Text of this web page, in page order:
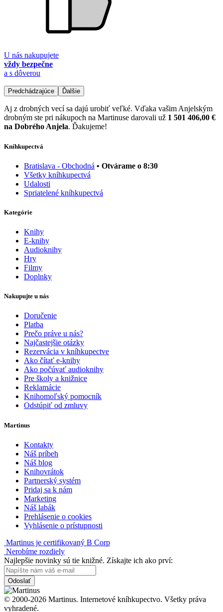
U nás nakupujete
vždy bezpečne
a s dôverou
Predchádzajúce Ďalšie
Aj z drobných vecí sa dajú urobiť veľké. Vďaka vašim Anjelským
drobným ste pri nákupoch na Martinuse darovali už 1 501 406,00 €
na Dobrého Anjela. Ďakujeme!
Kníhkupectvá
Bratislava - Obchodná • Otvárame o 8:30
Všetky kníhkupectvá
Udalosti
Spriatelené kníhkupectvá
Kategórie
Knihy
E-knihy
Audioknihy
Hry
Filmy
Doplnky
Nakupujte u nás
Doručenie
Platba
Prečo práve u nás?
Najčastejšie otázky
Rezervácia v kníhkupectve
Ako čítať e-knihy
Ako počúvať audioknihy
Pre školy a knižnice
Reklamácie
Knihomoľský pomocník
Odstúpiť od zmluvy
Martinus
Kontakty
Náš príbeh
Náš blog
Knihovrátok
Partnerský systém
Pridaj sa k nám
Marketing
Náš labák
Prehlásenie o cookies
Vyhlásenie o prístupnosti
Martinus je certifikovaný B Corp
Nerobíme rozdiely
Najlepšie novinky sú tie knižné. Získajte ich ako prví:
Odoslať
© 2000-2026 Martinus. Internetové kníhkupectvo. Všetky práva
vyhradené.